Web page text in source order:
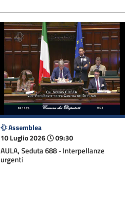
Assemblea
10 Luglio 2026
09:30
AULA, Seduta 688 - Interpellanze
urgenti